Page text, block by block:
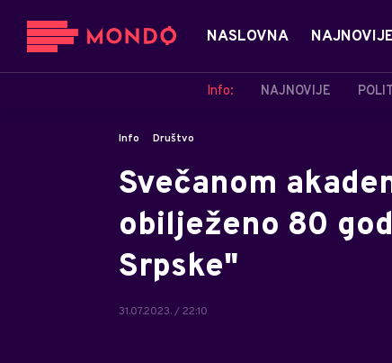
NASLOVNA
Info: NAJNOVIJE
Info Društvo
Svečanom
obilježeno 80
Srpske"
31.07.2023. / 22:10